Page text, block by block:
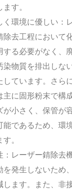
す。
く環境に優しい：
除去工程において
する必要がなく、
染物質を排出しな
しています。さら
主に固形粉末で構
が小さく、保管が
能であるため、環
。
：レーザー錆除去
を発生しないため
します。また、非